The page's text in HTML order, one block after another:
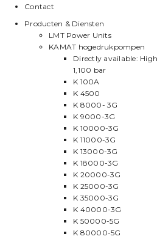
Contact
Producten & Diensten
LMT Power Units
KAMAT hogedrukpompen
Directly available:
1,100 bar
K 100A
K 4500
K 8000- 3G
K 9000-3G
K 10000-3G
K 11000-3G
K 13000-3G
K 18000-3G
K 20000-3G
K 25000-3G
K 35000-3G
K 40000-3G
K 50000-5G
K 80000-5G